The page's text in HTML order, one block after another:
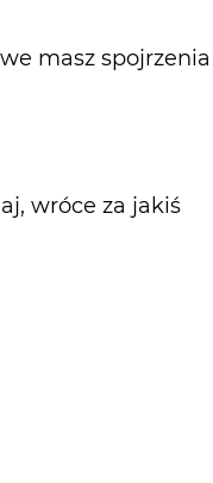
masz spojrzenia
wróce za jakiś